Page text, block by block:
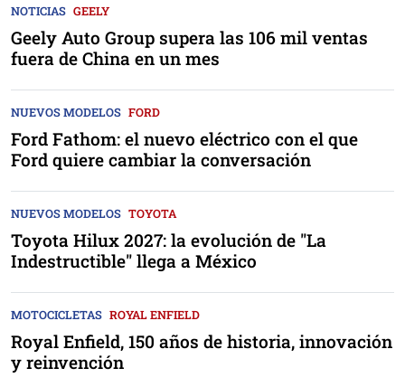
NOTICIAS GEELY
Geely Auto Group supera las 106 mil ventas
fuera de China en un mes
NUEVOS MODELOS FORD
Ford Fathom: el nuevo eléctrico con el que
Ford quiere cambiar la conversación
NUEVOS MODELOS TOYOTA
Toyota Hilux 2027: la evolución de "La
Indestructible" llega a México
MOTOCICLETAS ROYAL ENFIELD
Royal Enfield, 150 años de historia, innovación
y reinvención